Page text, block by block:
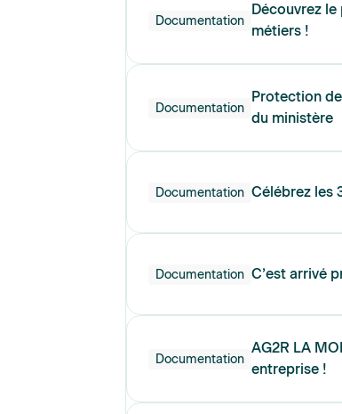
Documentation
Découvrez
métiers !
Documentation
Protection
du ministère
Documentation Célébrez les
Documentation C’est arrivé
Documentation
AG2R LA
entreprise !